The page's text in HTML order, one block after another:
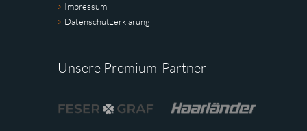
Impressum
Datenschutzerklärung
Unsere Premium-Partner